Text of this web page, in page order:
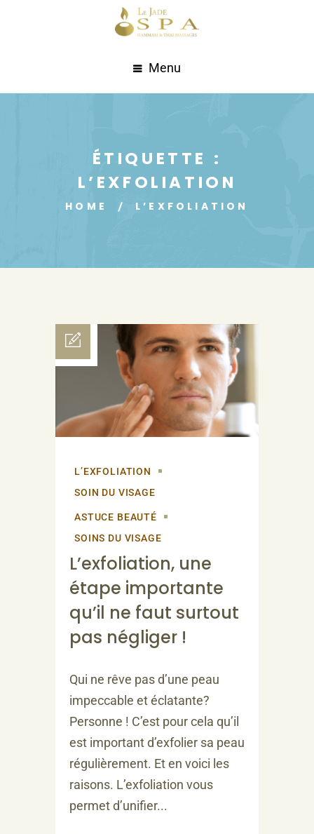
Menu
ÉTIQUETTE :
L’EXFOLIATION
HOME L’EXFOLIATION
L’EXFOLIATION
SOIN DU VISAGE
ASTUCE BEAUTÉ
SOINS DU VISAGE
L’exfoliation, une
étape importante
qu’il ne faut surtout
pas négliger !
Qui ne rêve pas d’une peau
impeccable et éclatante?
Personne ! C’est pour cela qu’il
est important d’exfolier sa peau
régulièrement. Et en voici les
raisons. L’exfoliation vous
permet d’unifier...